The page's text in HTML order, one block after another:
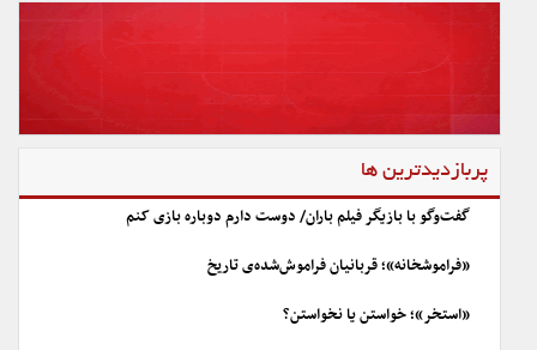
پربازدیدترین ها
گفت‌وگو با بازیگر فیلم باران/ دوست دارم دوباره بازی کنم
«فراموشخانه»؛ قربانیان فراموش‌شده‌ی تاریخ
«استخر»؛ خواستن یا نخواستن؟